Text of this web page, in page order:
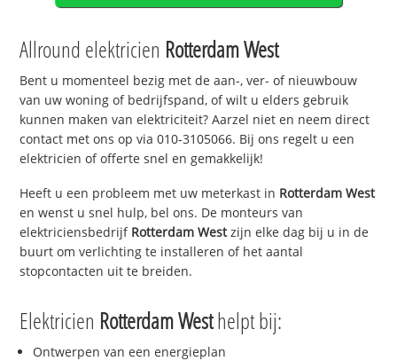
Allround elektricien Rotterdam West
Bent u momenteel bezig met de aan-, ver- of nieuwbouw
van uw woning of bedrijfspand, of wilt u elders gebruik
kunnen maken van elektriciteit? Aarzel niet en neem direct
contact met ons op via 010-3105066. Bij ons regelt u een
elektricien of offerte snel en gemakkelijk!
Heeft u een probleem met uw meterkast in Rotterdam West
en wenst u snel hulp, bel ons. De monteurs van
elektriciensbedrijf Rotterdam Westzijn elke dag bij u in de
buurt om verlichting te installeren of het aantal
stopcontacten uit te breiden.
Elektricien Rotterdam Westhelpt bij:
Ontwerpen van een energieplan